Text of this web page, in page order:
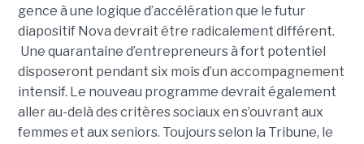
gence à une logique d’accé­lé­ra­tion que le futur
diapositif Nova devrait être radi­ca­le­ment dif­fé­rent.
Une qua­ran­taine d’entre­pre­neurs à fort poten­tiel
disposeront pen­dant six mois d’un accom­pa­gne­ment
inten­sif. Le nouveau pro­gramme devrait également
aller au-delà des critères sociaux en s’ouvrant aux
femmes et aux seniors. Toujours selon la Tribune, le